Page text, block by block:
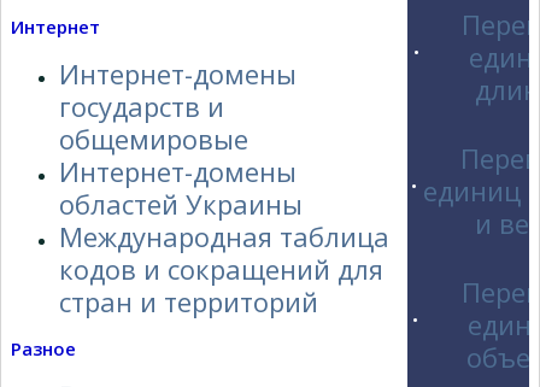
Интернет
Интернет-домены
государств и
общемировые
Интернет-домены
областей Украины
Международная таблица
кодов и сокращений для
стран и территорий
Разное
•
• единиц
и
•
Чем привлекателен Zeekr MIX Smart Drivin...
Відстеження та Аналітика: Вимірювання Ус...